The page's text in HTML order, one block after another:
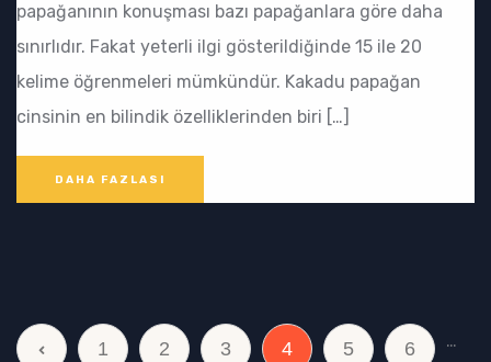
papağanının konuşması bazı papağanlara göre daha
sınırlıdır. Fakat yeterli ilgi gösterildiğinde 15 ile 20
kelime öğrenmeleri mümkündür. Kakadu papağan
cinsinin en bilindik özelliklerinden biri […]
DAHA FAZLASI
1 2 3 4 5 6 …